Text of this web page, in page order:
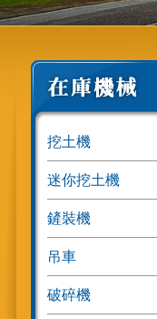
挖土機
迷你挖土機
鏟裝機
吊車
破碎機